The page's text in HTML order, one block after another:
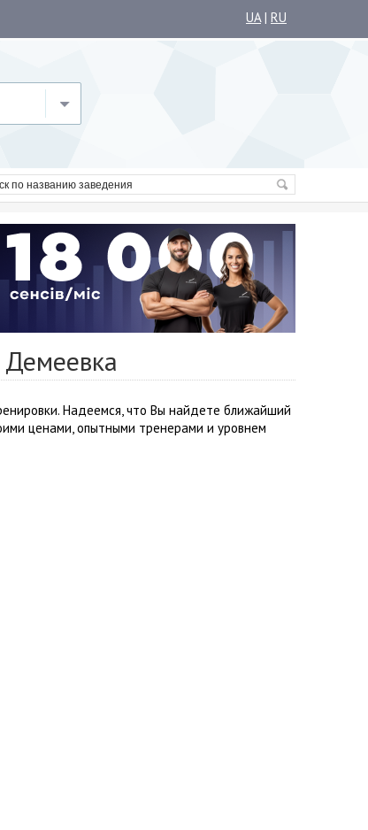
UA| RU
Надеемся, что Вы найдете ближайший
ценами, опытными тренерами и уровнем